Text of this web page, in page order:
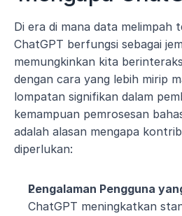
Di era di mana data melimpah
ChatGPT berfungsi sebagai
memungkinkan kita
dengan cara yang lebih mirip
lompatan signifikan dalam
kemampuan pemrosesan
adalah alasan mengapa
diperlukan:
Pengalaman Pengguna
ChatGPT meningkatkan